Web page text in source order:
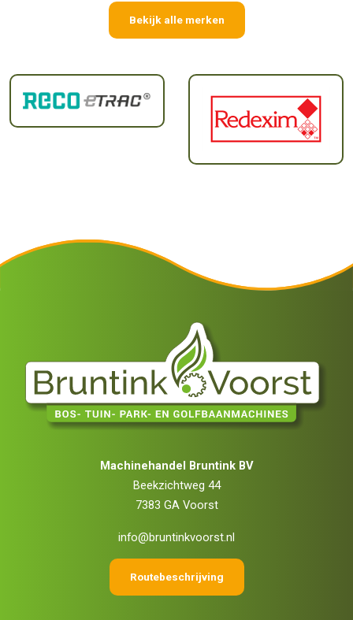
Bekijk alle merken
Machinehandel Bruntink BV
Beekzichtweg 44
7383 GA Voorst
info@bruntinkvoorst.nl
Routebeschrijving